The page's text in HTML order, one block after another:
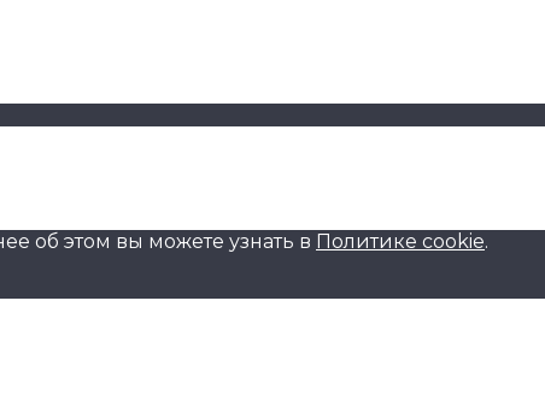
об этом вы можете узнать в Политике cookie.